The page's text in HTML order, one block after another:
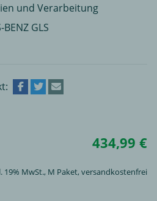
und Verarbeitung
GLS
434,99 €
19% MwSt., M Paket, versandkostenfrei